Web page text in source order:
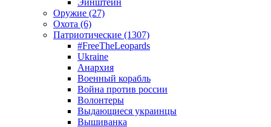
Эйнштейн
Оружие (27)
Охота (6)
Патриотические (1307)
#FreeTheLeopards
Ukraine
Анархия
Военный корабль
Война против россии
Волонтеры
Выдающиеся украинцы
Вышиванка